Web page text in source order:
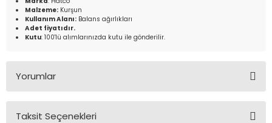
Malzeme: Kurşun
Kullanım Alanı: Balans ağırlıkları
Adet fiyatıdır.
Kutu: 100'lü alımlarınızda kutu ile gönderilir.
Yorumlar
Taksit Seçenekleri